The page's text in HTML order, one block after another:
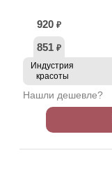
920 ₽
851 ₽
Индустрия
красоты
Нашли дешевле?